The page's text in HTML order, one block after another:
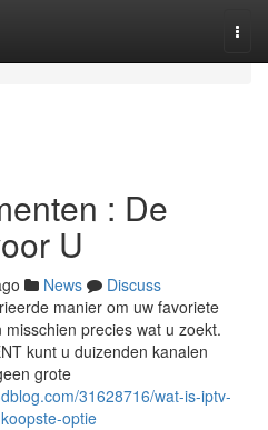
: De
U
News
Discuss
manier om uw favoriete
precies wat u zoekt.
kunt u duizenden kanalen
grote
31628716/wat-is-iptv-
optie